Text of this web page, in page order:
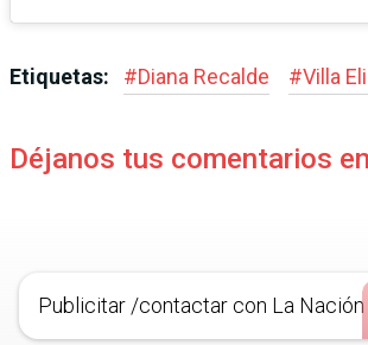
Etiquetas: #Diana Recalde #Villa
Déjanos tus comentarios
Publicitar /contactar con La Nación